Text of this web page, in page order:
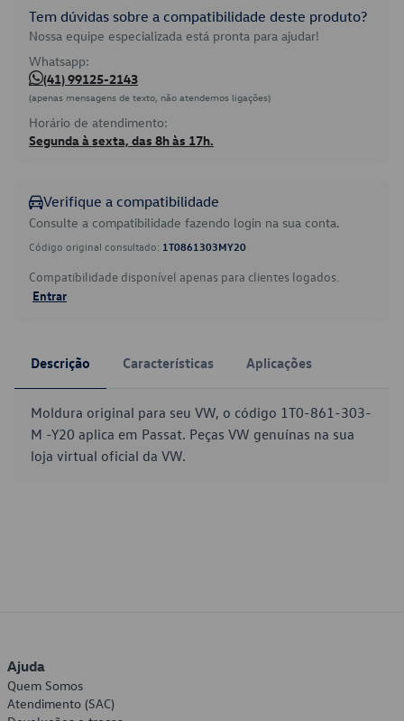
Tem dúvidas sobre a compatibilidade deste produto?
Nossa equipe especializada está pronta para ajudar!
Whatsapp:
(41) 99125-2143
(apenas mensagens de texto, não atendemos ligações)
Horário de atendimento:
Segunda à sexta, das 8h às 17h.
Verifique a compatibilidade
Consulte a compatibilidade fazendo login na sua conta.
Código original consultado: 1T0861303MY20
Compatibilidade disponível apenas para clientes logados.
Entrar
Descrição Características Aplicações
Moldura original para seu VW, o código 1T0-861-303-
M -Y20 aplica em Passat. Peças VW genuínas na sua
loja virtual oficial da VW.
Ajuda
Quem Somos
Atendimento (SAC)